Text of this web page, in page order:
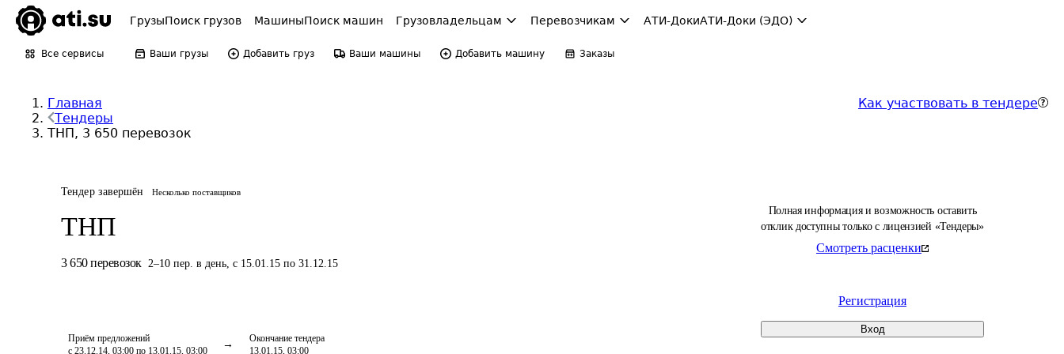
ГрузыПоиск грузов МашиныПоиск машин Грузовладельцам Перевозчикам АТИ-ДокиАТИ-Доки (ЭДО)
Все сервисы Ваши грузы Добавить груз Ваши машины Добавить машину Заказы
Главная
Тендеры
ТНП, 3 650 перевозок
Как участвовать в тендере
Тендер завершён Несколько поставщиков
ТНП
3 650 перевозок 2–10 пер. в день, с 15.01.15 по 31.12.15
Приём предложений
с 23.12.14, 03:00 по 13.01.15, 03:00
Окончание тендера
13.01.15, 03:00
Полная информация и возможность оставить
отклик доступны только с лицензией «Тендеры»
Смотреть расценки
Регистрация
Вход